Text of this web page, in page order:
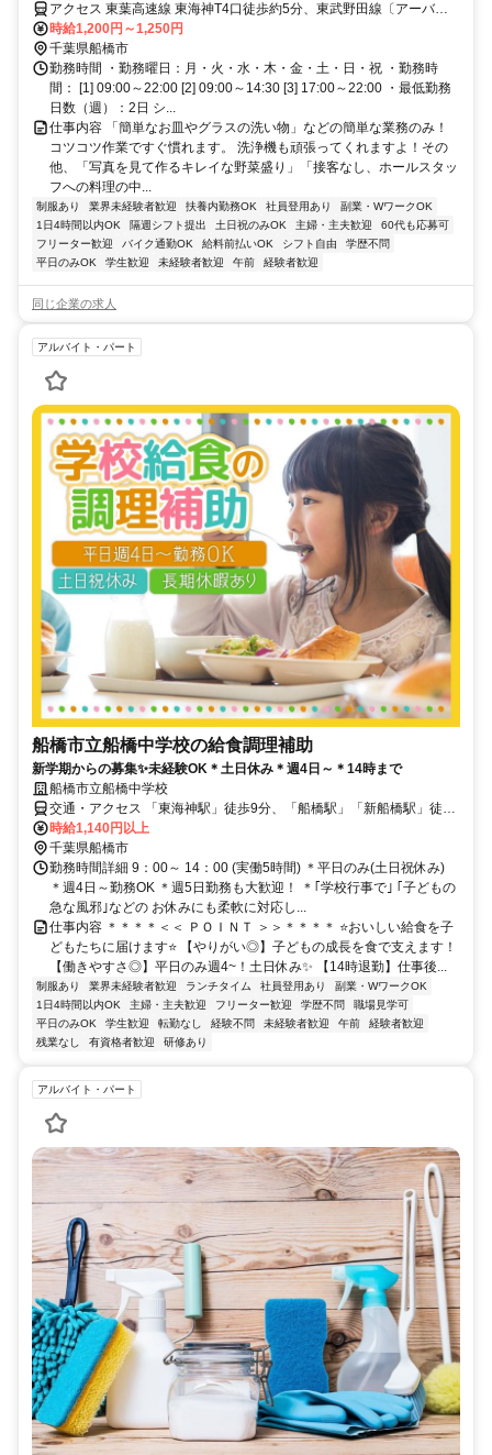
アクセス 東葉高速線 東海神T4口徒歩約5分、東武野田線〔アーバン
パークライン〕 船橋北口徒歩約6分、ＪＲ総武本線 船橋北口徒歩約6
分 船橋駅～徒歩6分
時給1,200円～1,250円
千葉県船橋市
勤務時間 ・勤務曜日：月・火・水・木・金・土・日・祝 ・勤務時
間： [1] 09:00～22:00 [2] 09:00～14:30 [3] 17:00～22:00 ・最低勤務
日数（週）：2日 シ...
仕事内容 「簡単なお皿やグラスの洗い物」などの簡単な業務のみ！
コツコツ作業ですぐ慣れます。 洗浄機も頑張ってくれますよ！その
他、「写真を見て作るキレイな野菜盛り」「接客なし、ホールスタッ
フへの料理の中...
制服あり 業界未経験者歓迎 扶養内勤務OK 社員登用あり
副業・WワークOK
1日4時間以内OK
隔週シフト提出 土日祝のみOK 主婦・主夫歓迎
60代も応募可
フリーター歓迎
バイク通勤OK 給料前払いOK シフト自由
学歴不問
平日のみOK
学生歓迎 未経験者歓迎 午前 経験者歓迎
同じ企業の求人
アルバイト・パート
船橋市立船橋中学校の給食調理補助
新学期からの募集✨未経験OK＊土日休み＊週4日～＊14時まで
船橋市立船橋中学校
交通・アクセス 「東海神駅」徒歩9分、「船橋駅」「新船橋駅」徒歩
12分
時給1,140円以上
千葉県船橋市
勤務時間詳細 9：00～ 14：00 (実働5時間) ＊平日のみ(土日祝休み)
＊週4日～勤務OK ＊週5日勤務も大歓迎！ ＊｢学校行事で｣ ｢子どもの
急な風邪｣などの お休みにも柔軟に対応し...
仕事内容 ＊＊＊＊＜＜ ＰＯＩＮＴ ＞＞＊＊＊＊ ⭐おいしい給食を子
どもたちに届けます⭐ 【やりがい◎】子どもの成長を食で支えます！
【働きやすさ◎】平日のみ週4~！土日休み✨ 【14時退勤】仕事後...
制服あり 業界未経験者歓迎 ランチタイム 社員登用あり
副業・WワークOK
1日4時間以内OK
主婦・主夫歓迎 フリーター歓迎 学歴不問
職場見学可
平日のみOK
学生歓迎 転勤なし 経験不問 未経験者歓迎 午前
経験者歓迎
残業なし
有資格者歓迎 研修あり
アルバイト・パート